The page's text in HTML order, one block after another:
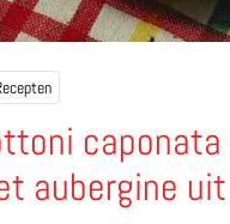
aubergine